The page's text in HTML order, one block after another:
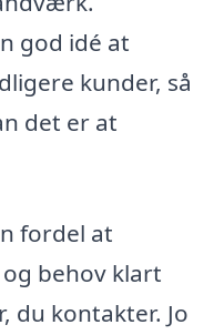
god idé at
kunder, så
det er at
fordel at
behov klart
du kontakter. Jo